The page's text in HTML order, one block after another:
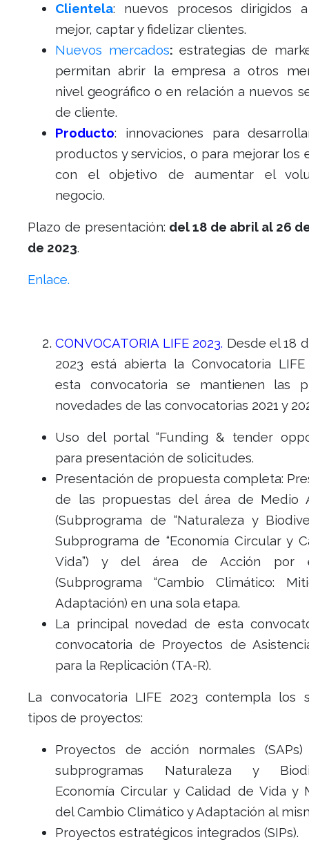
Clientela: nuevos procesos dirigidos
mejor, captar y fidelizar clientes.
Nuevos mercados: estrategias de
permitan abrir la empresa a otros
nivel geográfico o en relación a nuevos
de cliente.
Producto: innovaciones para
productos y servicios, o para mejorar los
con el objetivo de aumentar el
negocio.
Plazo de presentación: del 18 de abril al 26
de 2023.
Enlace.
CONVOCATORIA LIFE 2023. Desde el 18
2023 está abierta la Convocatoria LIFE
esta convocatoria se mantienen las
novedades de las convocatorias 2021 y
Uso del portal “Funding & tender
para presentación de solicitudes.
Presentación de propuesta completa:
de las propuestas del área de Medio
(Subprograma de “Naturaleza y
Subprograma de “Economía Circular y
Vida”) y del área de Acción por
(Subprograma “Cambio Climático:
Adaptación) en una sola etapa.
La principal novedad de esta
convocatoria de Proyectos de
para la Replicación (TA-R).
La convocatoria LIFE 2023 contempla los
tipos de proyectos:
Proyectos de acción normales
subprogramas Naturaleza y
Economía Circular y Calidad de Vida y
del Cambio Climático y Adaptación al
Proyectos estratégicos integrados (SIPs).